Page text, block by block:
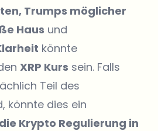
Trumps möglicher
Haus und
könnte
XRP Kurs sein. Falls
Teil des
könnte dies ein
Krypto Regulierung in